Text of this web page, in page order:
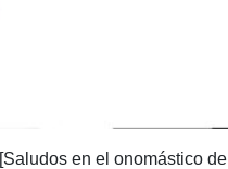
[Saludos en el onomástico del